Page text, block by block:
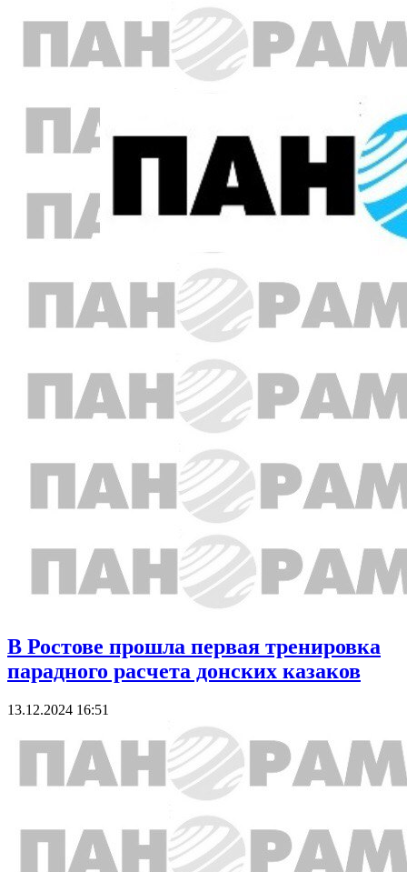
В Ростове прошла первая тренировка
парадного расчета донских казаков
13.12.2024 16:51